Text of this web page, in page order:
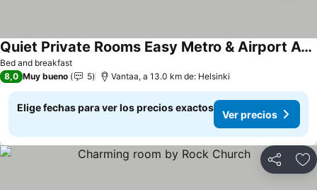
Bed and breakfast
Quiet Private Rooms Easy Metro & Airport Access
8,0 Muy bueno 5 Vantaa, a 13.0 km de: Helsinki
Elige fechas para ver los precios exactos
Ver precios
Compartir